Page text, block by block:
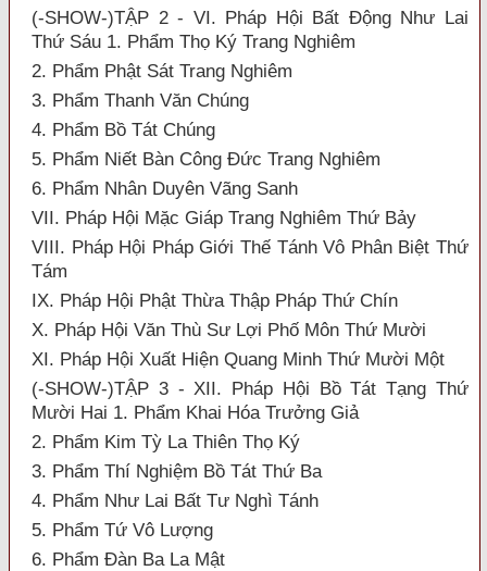
(-SHOW-)TẬP 2 - VI. Pháp Hội Bất Động Như Lai
Thứ Sáu 1. Phẩm Thọ Ký Trang Nghiêm
2. Phẩm Phật Sát Trang Nghiêm
3. Phẩm Thanh Văn Chúng
4. Phẩm Bồ Tát Chúng
5. Phẩm Niết Bàn Công Đức Trang Nghiêm
6. Phẩm Nhân Duyên Vãng Sanh
VII. Pháp Hội Mặc Giáp Trang Nghiêm Thứ Bảy
VIII. Pháp Hội Pháp Giới Thế Tánh Vô Phân Biệt Thứ
Tám
IX. Pháp Hội Phật Thừa Thập Pháp Thứ Chín
X. Pháp Hội Văn Thù Sư Lợi Phố Môn Thứ Mười
XI. Pháp Hội Xuất Hiện Quang Minh Thứ Mười Một
(-SHOW-)TẬP 3 - XII. Pháp Hội Bồ Tát Tạng Thứ
Mười Hai 1. Phẩm Khai Hóa Trưởng Giả
2. Phẩm Kim Tỳ La Thiên Thọ Ký
3. Phẩm Thí Nghiệm Bồ Tát Thứ Ba
4. Phẩm Như Lai Bất Tư Nghì Tánh
5. Phẩm Tứ Vô Lượng
6. Phẩm Đàn Ba La Mật